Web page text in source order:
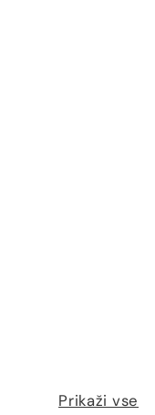
Prikaži vse